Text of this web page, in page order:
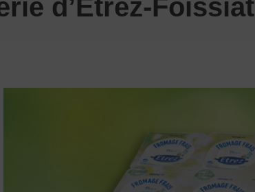
d’Etrez-Foissiat